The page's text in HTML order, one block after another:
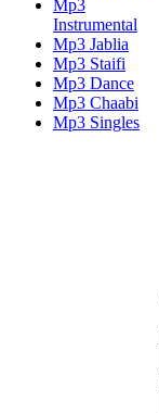
Mp3
Instrumental
Mp3 Jablia
Mp3 Staifi
Mp3 Dance
Mp3 Chaabi
Mp3 Singles